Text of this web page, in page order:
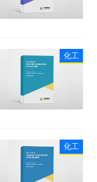
化工
化工